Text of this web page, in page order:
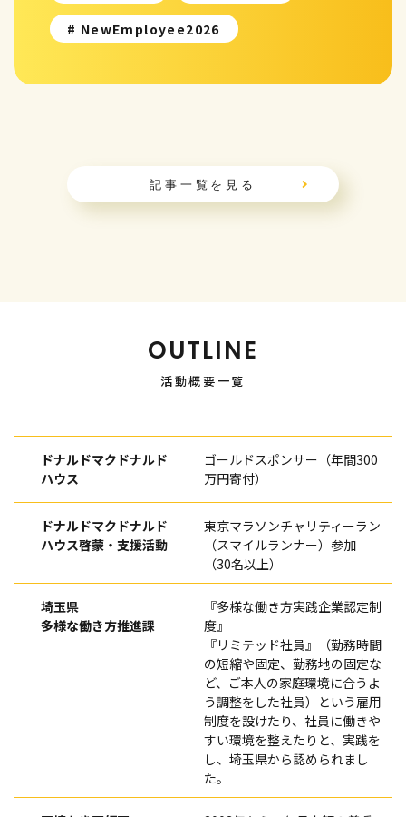
# NewEmployee2026
記事一覧を見る
OUTLINE
活動概要一覧
ドナルドマクドナルド
ハウス
ゴールドスポンサー（年間300
万円寄付）
ドナルドマクドナルド
ハウス啓蒙・支援活動
東京マラソンチャリティーラン
（スマイルランナー）参加
（30名以上）
埼玉県
多様な働き方推進課
『多様な働き方実践企業認定制
度』
『リミテッド社員』（勤務時間
の短縮や固定、勤務地の固定な
ど、ご本人の家庭環境に合うよ
う調整をした社員）という雇用
制度を設けたり、社員に働きや
すい環境を整えたりと、実践を
し、埼玉県から認められまし
た。